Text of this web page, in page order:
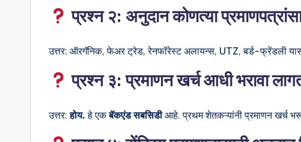
प्रश्न २: अनुदान कोणत्या
उत्तर: ऑरगॅनिक, फेअर ट्रेड, रेनफॉरेस्ट अलायन्स, UTZ, बर्ड-फ्रेंडली यासह
प्रश्न ३: प्रमाणन खर्च आधी भरावा
उत्तर:होय. हे एकबॅकएंड सबसिडीआहे. प्रथम शेतकऱ्यांनी प्रमाणन खर्च